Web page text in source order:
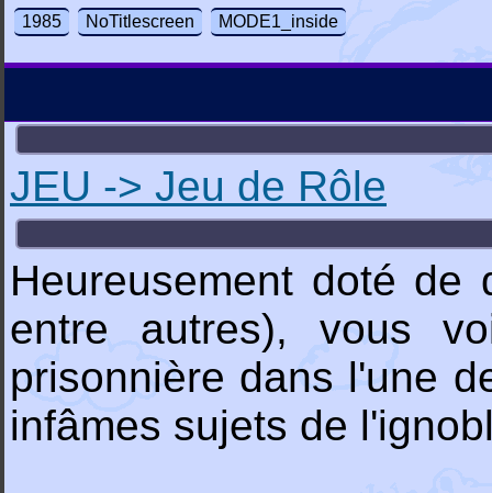
1985 NoTitlescreen MODE1_inside
JEU -> Jeu de Rôle
Heureusement doté de
entre autres), vous
prisonnière dans l'une
infâmes sujets de